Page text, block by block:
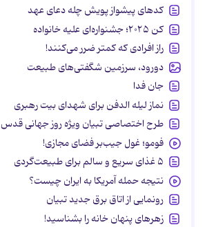
کدهای پیشواز پویش چله دعای عهد
کن ۲۰۲۵؛ جشنواره‌ای علیه خانواده
راز افرادی که کمتر ضرر می‌کنند!
دورود، سرزمین شگفتی‌های طبیعت
جان فدا
نماز لیله الدفن برای شهدای بیت رهبری
طرح اختصاصی تبیان ویژه روز جهانی قدس
فومو؛ غول جیب‌بر فضای مجازی!
۵ غذای سریع و سالم برای طبیعت‌گردی
نتیجه حمله آمریکا به ایران چیست؟
رونمایی از اتاق برق جدید تبیان
زهرهای پنهان خانه را بشناسید!